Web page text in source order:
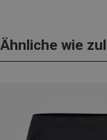
Ähnliche wie